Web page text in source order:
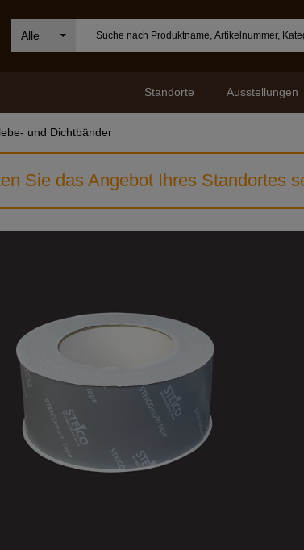
Alle
Ausstellungen
Standorte
und Dichtbänder
Sie das Angebot Ihres Standortes